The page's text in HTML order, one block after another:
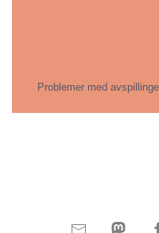
Problemer med